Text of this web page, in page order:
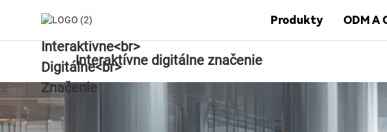
Produkty ODM A
Interaktívne digitálne značenie